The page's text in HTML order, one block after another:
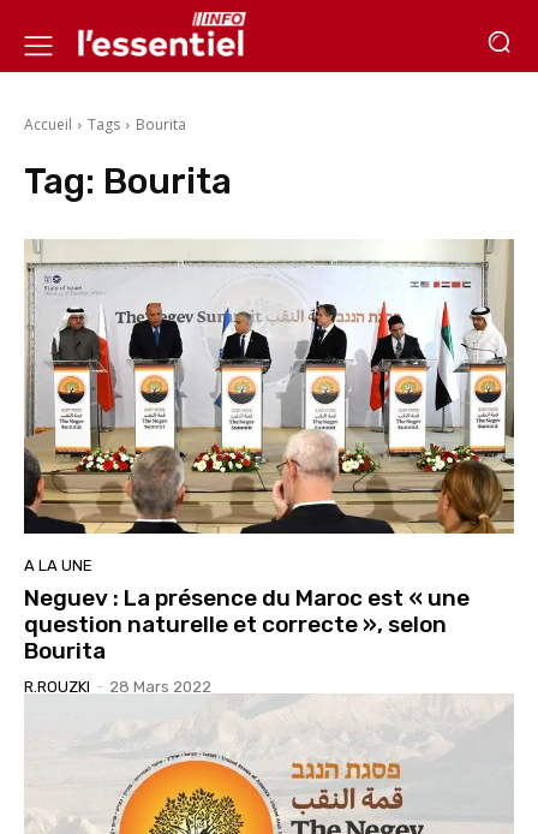
Accueil Tags Bourita
Tag: Bourita
A LA UNE
Neguev : La présence du Maroc est « une
question naturelle et correcte », selon
Bourita
R.ROUZKI - 28 Mars 2022